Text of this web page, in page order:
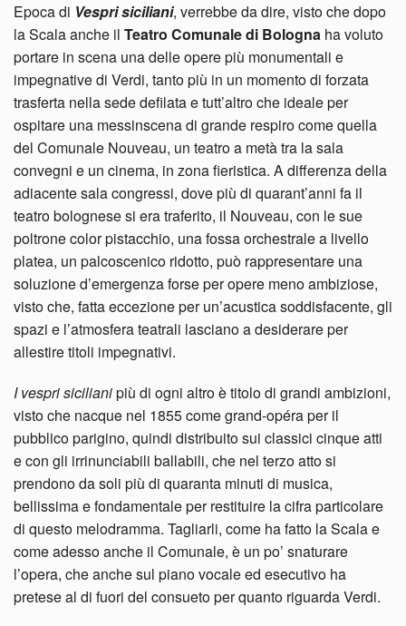
Epoca di Vespri siciliani, verrebbe da dire, visto che dopo
la Scala anche il Teatro Comunale di Bologna ha voluto
portare in scena una delle opere più monumentali e
impegnative di Verdi, tanto più in un momento di forzata
trasferta nella sede defilata e tutt’altro che ideale per
ospitare una messinscena di grande respiro come quella
del Comunale Nouveau, un teatro a metà tra la sala
convegni e un cinema, in zona fieristica. A differenza della
adiacente sala congressi, dove più di quarant’anni fa il
teatro bolognese si era traferito, il Nouveau, con le sue
poltrone color pistacchio, una fossa orchestrale a livello
platea, un palcoscenico ridotto, può rappresentare una
soluzione d’emergenza forse per opere meno ambiziose,
visto che, fatta eccezione per un’acustica soddisfacente, gli
spazi e l’atmosfera teatrali lasciano a desiderare per
allestire titoli impegnativi.
I vespri sicilianipiù di ogni altro è titolo di grandi ambizioni,
visto che nacque nel 1855 come grand-opéra per il
pubblico parigino, quindi distribuito sui classici cinque atti
e con gli irrinunciabili ballabili, che nel terzo atto si
prendono da soli più di quaranta minuti di musica,
bellissima e fondamentale per restituire la cifra particolare
di questo melodramma. Tagliarli, come ha fatto la Scala e
come adesso anche il Comunale, è un po’ snaturare
l’opera, che anche sul piano vocale ed esecutivo ha
pretese al di fuori del consueto per quanto riguarda Verdi.